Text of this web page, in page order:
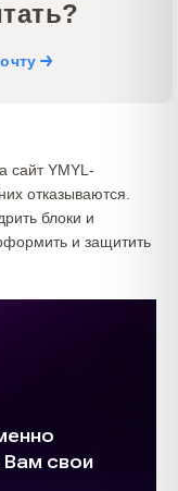
сайт YMYL-
отказываются.
блоки и
и защитить